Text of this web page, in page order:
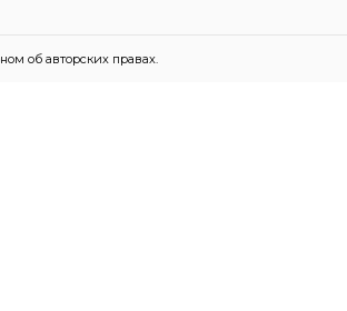
об авторских правах.